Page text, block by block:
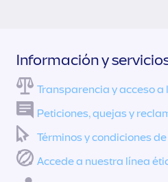
Información y
Transparencia y acceso
Peticiones, quejas y
Términos y condiciones
Accede a nuestra línea